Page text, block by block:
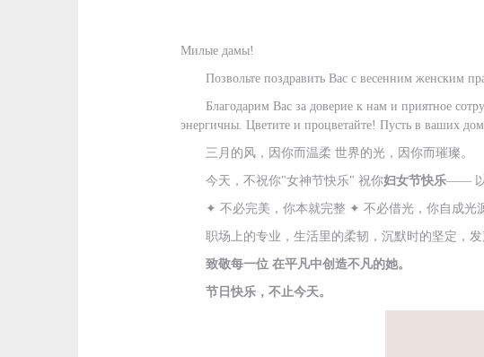
Милые дамы!
Позвольте поздравить Вас с весенним женским
Благодарим Вас за доверие к нам и приятное
энергичны. Цветите и процветайте! Пусть в ваших
三月的风，因你而温柔 世界的光，因你而璀璨。
今天，不祝你"女神节快乐" 祝你妇女节快乐—— 以
✦ 不必完美，你本就完整 ✦ 不必借光，你自成光
职场上的专业，生活里的柔韧，沉默时的坚定，发
致敬每一位 在平凡中创造不凡的她。
节日快乐，不止今天。